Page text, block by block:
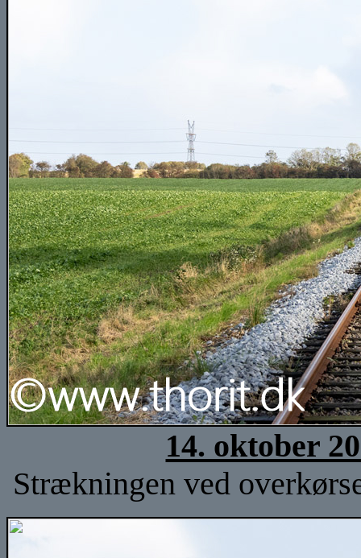
14. oktober
Strækningen ved